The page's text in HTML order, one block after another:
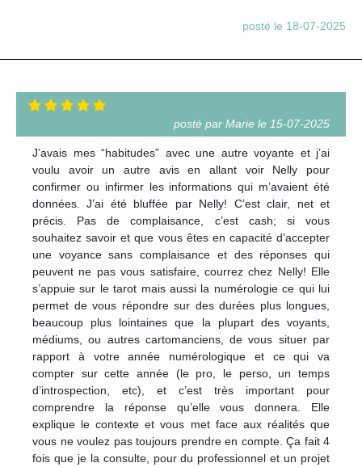
posté le 18-07-2025
posté par Marie le 15-07-2025
J’avais mes “habitudes” avec une autre voyante et j’ai
voulu avoir un autre avis en allant voir Nelly pour
confirmer ou infirmer les informations qui m’avaient été
données. J’ai été bluffée par Nelly! C’est clair, net et
précis. Pas de complaisance, c’est cash; si vous
souhaitez savoir et que vous êtes en capacité d’accepter
une voyance sans complaisance et des réponses qui
peuvent ne pas vous satisfaire, courrez chez Nelly! Elle
s’appuie sur le tarot mais aussi la numérologie ce qui lui
permet de vous répondre sur des durées plus longues,
beaucoup plus lointaines que la plupart des voyants,
médiums, ou autres cartomanciens, de vous situer par
rapport à votre année numérologique et ce qui va
compter sur cette année (le pro, le perso, un temps
d’introspection, etc), et c’est très important pour
comprendre la réponse qu’elle vous donnera. Elle
explique le contexte et vous met face aux réalités que
vous ne voulez pas toujours prendre en compte. Ça fait 4
fois que je la consulte, pour du professionnel et un projet